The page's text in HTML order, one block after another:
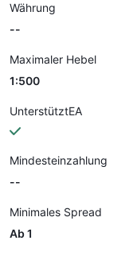
Währung
--
Maximaler Hebel
1:500
UnterstütztEA
Mindesteinzahlung
--
Minimales Spread
Ab 1